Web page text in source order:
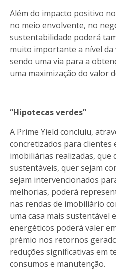
Além do impacto positivo
no meio envolvente, no
sustentabilidade poderá
muito importante a nível da
sendo uma via para a
uma maximização do valor
“Hipotecas verdes”
A Prime Yield concluiu,
concretizados para clientes
imobiliárias realizadas, que
sustentáveis, quer sejam
sejam intervencionados
melhorias, poderá
nas rendas de imobiliário
uma casa mais sustentável
energéticos poderá valer
prémio nos retornos
reduções significativas em
consumos e manutenção.